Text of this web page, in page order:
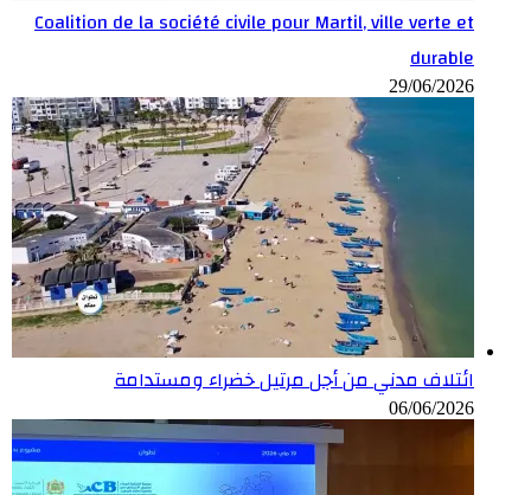
Coalition de la société civile pour Martil, ville verte et
durable
29/06/2026
ائتلاف مدني من أجل مرتيل خضراء ومستدامة
06/06/2026